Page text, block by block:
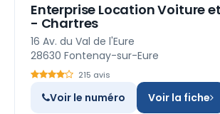
Enterprise Location Voiture
- Chartres
16 Av. du Val de l'Eure
28630 Fontenay-sur-Eure
215 avis
Voir le numéro Voir la fiche